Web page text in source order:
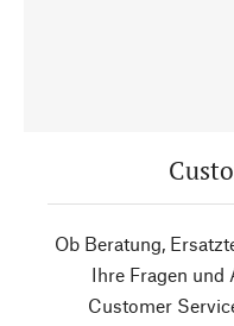
Ob Beratung,
Ihre Fragen und
Customer